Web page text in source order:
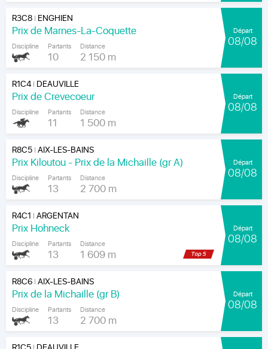
R3C8| ENGHIEN
Prix de Marnes-La-Coquette
Discipline Partants
10
Distance
2 150 m
Départ
08/08
R1C4| DEAUVILLE
Prix de Crevecoeur
Discipline Partants
11
Distance
1 500 m
Départ
08/08
R8C5|AIX-LES-BAINS
Prix Kiloutou - Prix de la Michaille (gr A)
Discipline Partants
13
Distance
2 700 m
Départ
08/08
R4C1 |ARGENTAN
Prix Hohneck
Discipline Partants
13
Distance
1 609 m
Départ
08/08
R8C6|AIX-LES-BAINS
Prix de la Michaille (gr B)
Discipline Partants
13
Distance
2 700 m
Départ
08/08